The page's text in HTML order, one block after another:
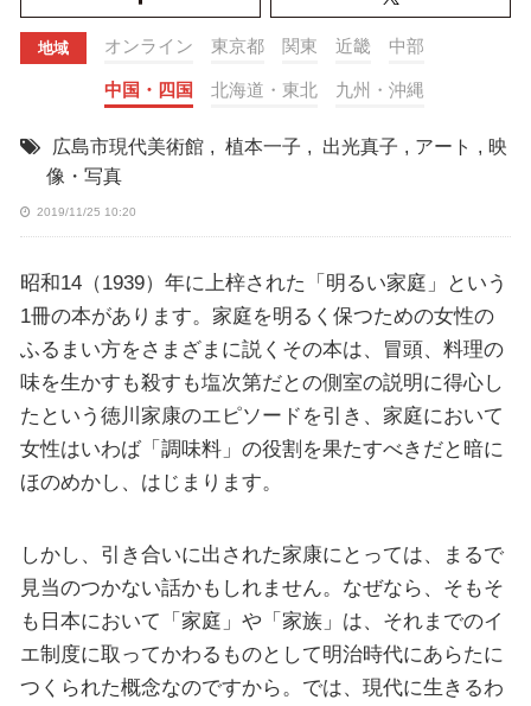
地域 オンライン 東京都 関東 近畿 中部
中国・四国 北海道・東北 九州・沖縄
広島市現代美術館 , 植本一子 , 出光真子 , アート , 映
像・写真
2019/11/25 10:20
昭和14（1939）年に上梓された「明るい家庭」という
1冊の本があります。家庭を明るく保つための女性の
ふるまい方をさまざまに説くその本は、冒頭、料理の
味を生かすも殺すも塩次第だとの側室の説明に得心し
たという徳川家康のエピソードを引き、家庭において
女性はいわば「調味料」の役割を果たすべきだと暗に
ほのめかし、はじまります。
しかし、引き合いに出された家康にとっては、まるで
見当のつかない話かもしれません。なぜなら、そもそ
も日本において「家庭」や「家族」は、それまでのイ
エ制度に取ってかわるものとして明治時代にあらたに
つくられた概念なのですから。では、現代に生きるわ